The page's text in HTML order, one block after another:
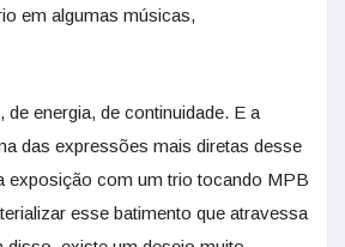
em algumas músicas,
de energia, de continuidade. E a
das expressões mais diretas desse
exposição com um trio tocando MPB
esse batimento que atravessa